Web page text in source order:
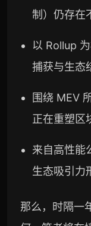
制）仍存在
以 Rollup
捕获与生态
围绕 MEV
正在重塑区
来自高性能
生态吸引力
那么，时隔一